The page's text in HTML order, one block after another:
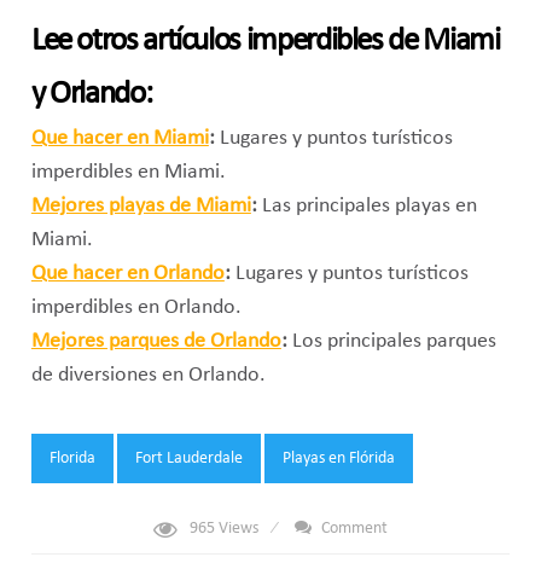
Lee otros artículos imperdibles de Miami
y Orlando:
Que hacer en Miami:Lugares y puntos turísticos
imperdibles en Miami.
Mejores playas de Miami:Las principales playas en
Miami.
Que hacer en Orlando:Lugares y puntos turísticos
imperdibles en Orlando.
Mejores parques de Orlando:Los principales parques
de diversiones en Orlando.
Tags:
Florida Fort Lauderdale Playas en Flórida
965Views Comment